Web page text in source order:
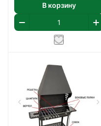
В корзину